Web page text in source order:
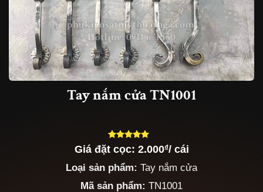
Tay nắm cửa TN1001
5.00trên 5
dựa trên
3
đánh giá
Giá đặt cọc: 2.000₫/ cái
Loại sản phẩm: Tay nắm cửa
Mã sản phẩm: TN1001